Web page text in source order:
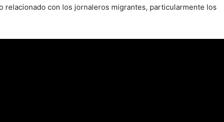
relacionado con los jornaleros migrantes, particularmente los